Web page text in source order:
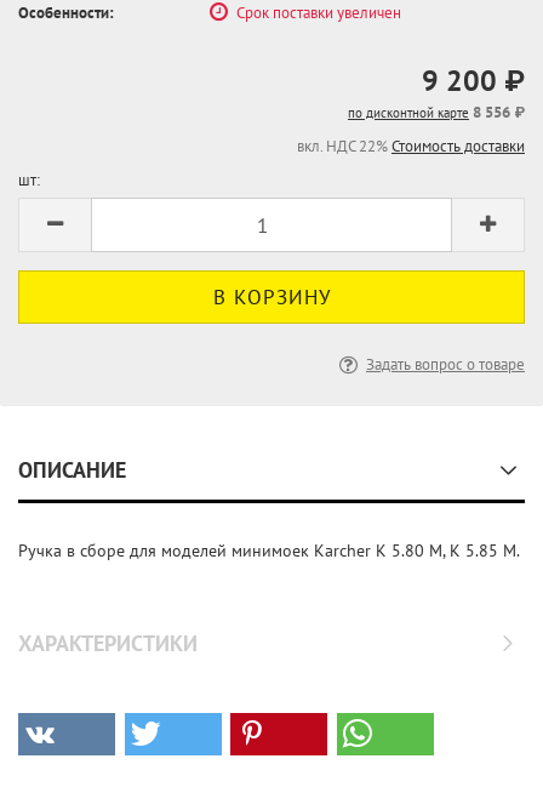
Особенности:
Срок поставки увеличен
9 200 ₽
по дисконтной карте 8 556 ₽
вкл. НДС 22%Стоимость доставки
шт:
Задать вопрос о товаре
ОПИСАНИЕ
Ручка в сборе для моделей минимоек Karcher K 5.80 M, K 5.85 M.
ХАРАКТЕРИСТИКИ